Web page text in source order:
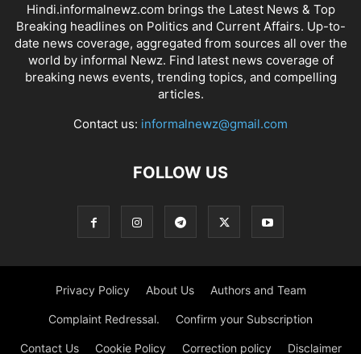
Hindi.informalnewz.com brings the Latest News & Top
Breaking headlines on Politics and Current Affairs. Up-to-
date news coverage, aggregated from sources all over the
world by informal Newz. Find latest news coverage of
breaking news events, trending topics, and compelling
articles.
Contact us: informalnewz@gmail.com
FOLLOW US
Privacy Policy About Us Authors and Team
Complaint Redressal. Confirm your Subscription
Contact Us Cookie Policy Correction policy Disclaimer